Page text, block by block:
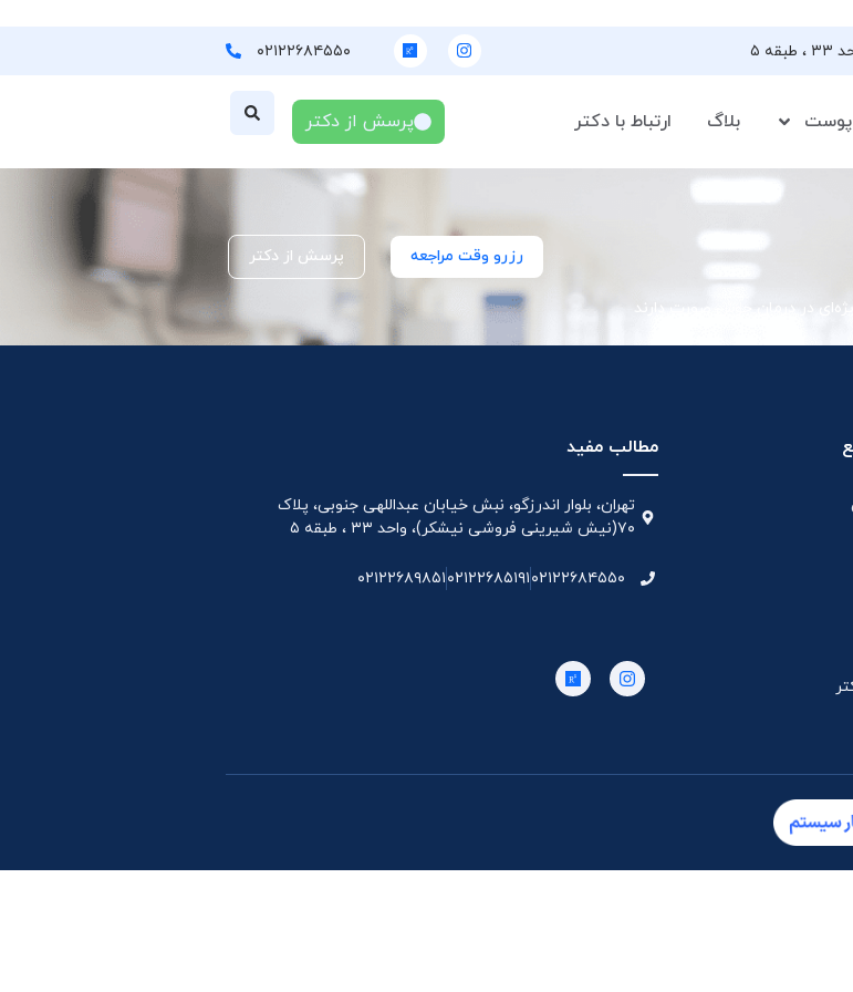
۰۲۱۲۲۶۸۴۵۵۰
پوست بلاگ ارتباط با دکتر پرسش از دکتر
در درمان جوش صورت دارند
رزرو وقت مراجعه پرسش از دکتر
مطالب مفید
تهران، بلوار اندرزگو، نبش خیابان عبداللهی جنوبی، پلاک
۷۰(نیش شیرینی فروشی نیشکر)، واحد ۳۳ ، طبقه ۵
۰۲۱۲۲۶۸۴۵۵۰۰۲۱۲۲۶۸۵۱۹۱۰۲۱۲۲۶۸۹۸۵۱